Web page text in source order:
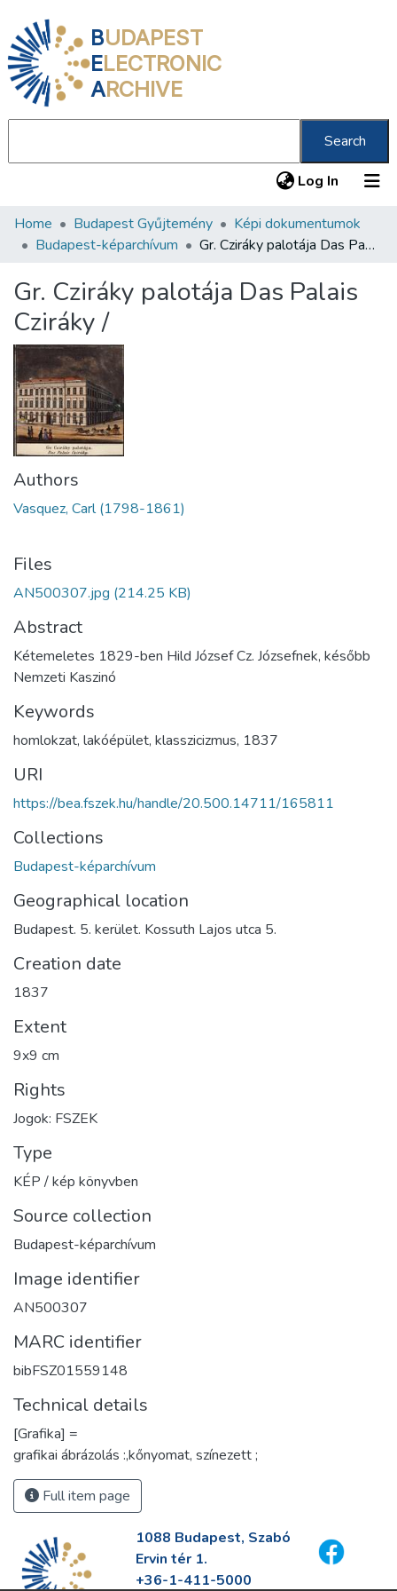
BUDAPEST
ELECTRONIC
ARCHIVE
Search
Log In (current)
Communities & Collections
Statistics
About us
Home Budapest Gyűjtemény
Képi dokumentumok
Budapest-képarchívum
Gr. Cziráky palotája Das Palais Cziráky /
Gr. Cziráky palotája Das Palais
Cziráky /
Authors
Vasquez, Carl (1798-1861)
Files
AN500307.jpg (214.25 KB)
Abstract
Kétemeletes 1829-ben Hild József Cz. Józsefnek, később
Nemzeti Kaszinó
Keywords
homlokzat, lakóépület, klasszicizmus, 1837
URI
https://bea.fszek.hu/handle/20.500.14711/165811
Collections
Budapest-képarchívum
Geographical location
Budapest. 5. kerület. Kossuth Lajos utca 5.
Creation date
1837
Extent
9x9 cm
Rights
Jogok: FSZEK
Type
KÉP / kép könyvben
Source collection
Budapest-képarchívum
Image identifier
AN500307
MARC identifier
bibFSZ01559148
Technical details
[Grafika] =
grafikai ábrázolás :,kőnyomat, színezett ;
Full item page
1088 Budapest, Szabó
Ervin tér 1.
+36-1-411-5000